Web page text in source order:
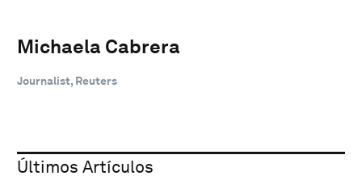
Michaela Cabrera
Journalist, Reuters
Últimos Artículos